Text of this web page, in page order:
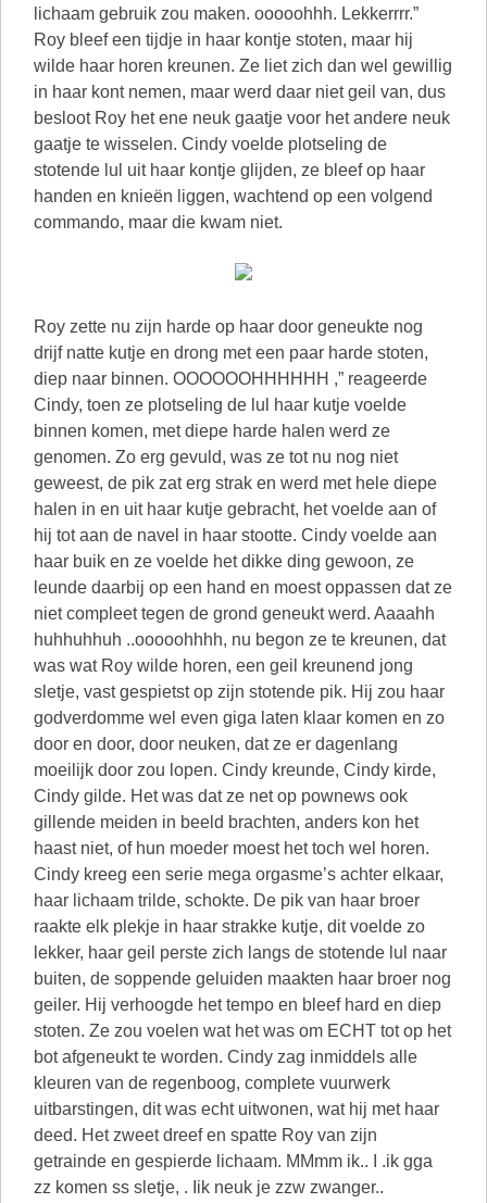
lichaam gebruik zou maken. ooooohhh. Lekkerrrr.”
Roy bleef een tijdje in haar kontje stoten, maar hij
wilde haar horen kreunen. Ze liet zich dan wel gewillig
in haar kont nemen, maar werd daar niet geil van, dus
besloot Roy het ene neuk gaatje voor het andere neuk
gaatje te wisselen. Cindy voelde plotseling de
stotende lul uit haar kontje glijden, ze bleef op haar
handen en knieën liggen, wachtend op een volgend
commando, maar die kwam niet.
Roy zette nu zijn harde op haar door geneukte nog
drijf natte kutje en drong met een paar harde stoten,
diep naar binnen. OOOOOOHHHHHH ,” reageerde
Cindy, toen ze plotseling de lul haar kutje voelde
binnen komen, met diepe harde halen werd ze
genomen. Zo erg gevuld, was ze tot nu nog niet
geweest, de pik zat erg strak en werd met hele diepe
halen in en uit haar kutje gebracht, het voelde aan of
hij tot aan de navel in haar stootte. Cindy voelde aan
haar buik en ze voelde het dikke ding gewoon, ze
leunde daarbij op een hand en moest oppassen dat ze
niet compleet tegen de grond geneukt werd. Aaaahh
huhhuhhuh ..ooooohhhh, nu begon ze te kreunen, dat
was wat Roy wilde horen, een geil kreunend jong
sletje, vast gespietst op zijn stotende pik. Hij zou haar
godverdomme wel even giga laten klaar komen en zo
door en door, door neuken, dat ze er dagenlang
moeilijk door zou lopen. Cindy kreunde, Cindy kirde,
Cindy gilde. Het was dat ze net op pownews ook
gillende meiden in beeld brachten, anders kon het
haast niet, of hun moeder moest het toch wel horen.
Cindy kreeg een serie mega orgasme’s achter elkaar,
haar lichaam trilde, schokte. De pik van haar broer
raakte elk plekje in haar strakke kutje, dit voelde zo
lekker, haar geil perste zich langs de stotende lul naar
buiten, de soppende geluiden maakten haar broer nog
geiler. Hij verhoogde het tempo en bleef hard en diep
stoten. Ze zou voelen wat het was om ECHT tot op het
bot afgeneukt te worden. Cindy zag inmiddels alle
kleuren van de regenboog, complete vuurwerk
uitbarstingen, dit was echt uitwonen, wat hij met haar
deed. Het zweet dreef en spatte Roy van zijn
getrainde en gespierde lichaam. MMmm ik.. I .ik gga
zz komen ss sletje, . Iik neuk je zzw zwanger..